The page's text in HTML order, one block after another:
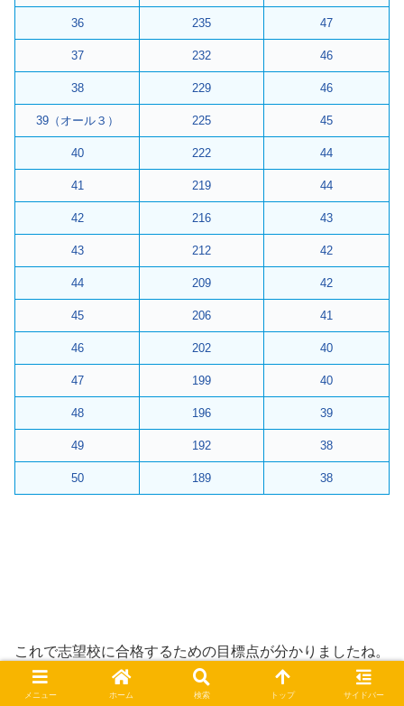
36 235 47
37 232 46
38 229 46
39（オール３） 225 45
40 222 44
41 219 44
42 216 43
43 212 42
44 209 42
45 206 41
46 202 40
47 199 40
48 196 39
49 192 38
50 189 38
これで志望校に合格するための目標点が分かりましたね。
メニュー ホーム 検索 トップ サイドバー